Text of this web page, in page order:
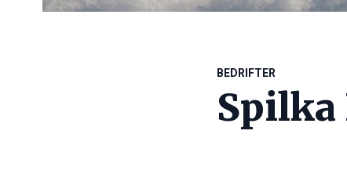
BEDRIFTER